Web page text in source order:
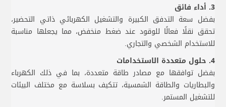
3. أداء فائق
بفضل سعة التدفق الكبيرة والتشغيل الكهربائي ذاتي التحضير،
تحقق نقلًا فعالًا للوقود عند ضغط منخفض، مما يجعلها مناسبة
للاستخدام الشخصي والتجاري.
4. حلول متعددة الاستخدامات
بفضل توافقها مع مصادر طاقة متعددة، بما في ذلك الكهرباء
والبطاريات والطاقة الشمسية، تتكيف بسلاسة مع مختلف البيئات
للتشغيل المستمر.